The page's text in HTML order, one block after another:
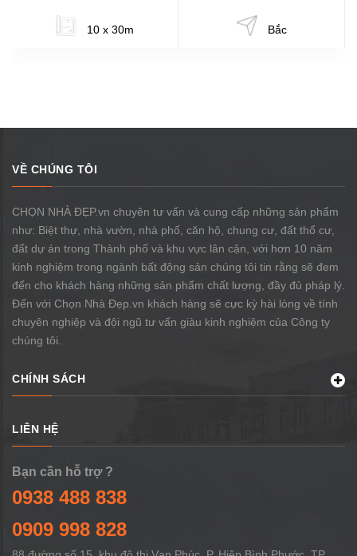
10 x 30m Bắc
VỀ CHÚNG TÔI
CHỌN NHÀ ĐẸP.vn chuyên tư vấn và cung cấp những sản phẩm
như: Biệt thự, nhà vườn, nhà phố, căn hộ, chung cư, đất thổ cư,
đất dự án trong Thành phố và khu vực lân cận, với hơn 10 năm
kinh nghiệm trong ngành bất động sản chúng tôi tin rằng sẽ đem
đến cho khách hàng những sản phẩm chất lượng, đầy đủ pháp lý.
Đến với Chọn Nhà Đẹp.vn khách hàng sẽ cực kỳ hài lòng về tính
chuyên nghiệp và đội ngũ tư vấn giàu kinh nghiệm của Công ty
chúng tôi.
CHÍNH SÁCH
LIÊN HỆ
Bạn cần hỗ trợ ?
0938 488 838
0909 998 828